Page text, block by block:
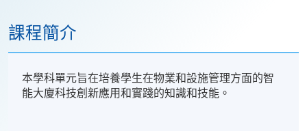
課程簡介
本學科單元旨在培養學生在物業和設施管理方面的智
能大廈科技創新應用和實踐的知識和技能。